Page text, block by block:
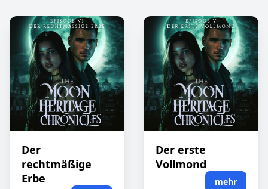
Der
rechtmäßige
Erbe
Der erste
Vollmond
mehr